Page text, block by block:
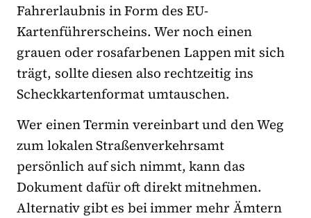
Fahrerlaubnis in Form des EU-
Kartenführerscheins. Wer noch einen
grauen oder rosafarbenen Lappen mit sich
trägt, sollte diesen also rechtzeitig ins
Scheckkartenformat umtauschen.
Wer einen Termin vereinbart und den Weg
zum lokalen Straßenverkehrsamt
persönlich auf sich nimmt, kann das
Dokument dafür oft direkt mitnehmen.
Alternativ gibt es bei immer mehr Ämtern